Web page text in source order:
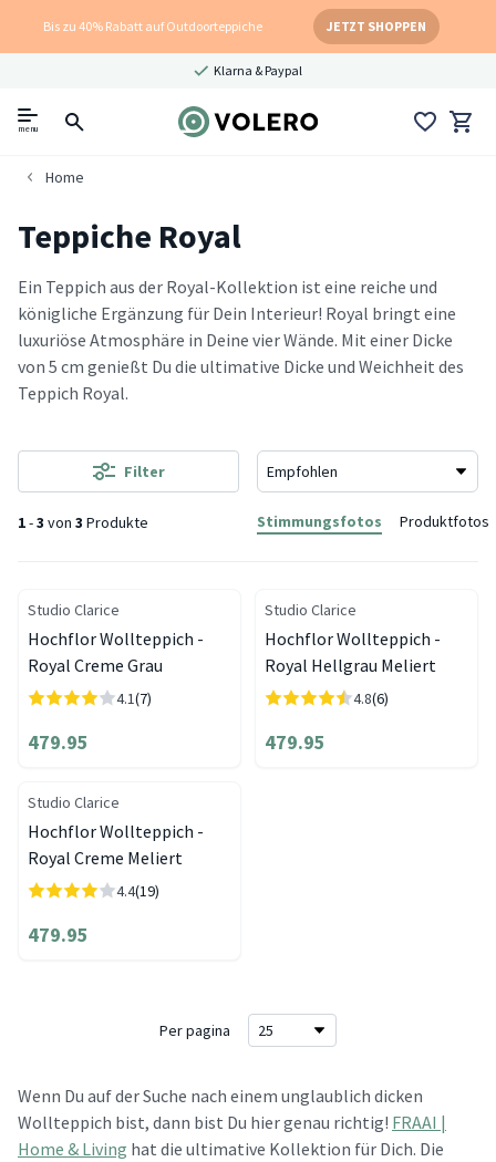
Bis zu 40% Rabatt auf Outdoorteppiche JETZT SHOPPEN
Klarna & Paypal
menu
Home
Teppiche Royal
Ein Teppich aus der Royal-Kollektion ist eine reiche und
königliche Ergänzung für Dein Interieur! Royal bringt eine
luxuriöse Atmosphäre in Deine vier Wände. Mit einer Dicke
von 5 cm genießt Du die ultimative Dicke und Weichheit des
Teppich Royal.
1-3 von 3 Produkte
Filter
Stimmungsfotos Produktfotos
Studio Clarice
Hochflor Wollteppich -
Royal Creme Grau
4.1(7)
479.95
Studio Clarice
Hochflor Wollteppich -
Royal Hellgrau Meliert
4.8(6)
479.95
Studio Clarice
Hochflor Wollteppich -
Royal Creme Meliert
4.4(19)
479.95
Per pagina
Wenn Du auf der Suche nach einem unglaublich dicken
Wollteppich bist, dann bist Du hier genau richtig! FRAAI |
Home & Living hat die ultimative Kollektion für Dich. Die